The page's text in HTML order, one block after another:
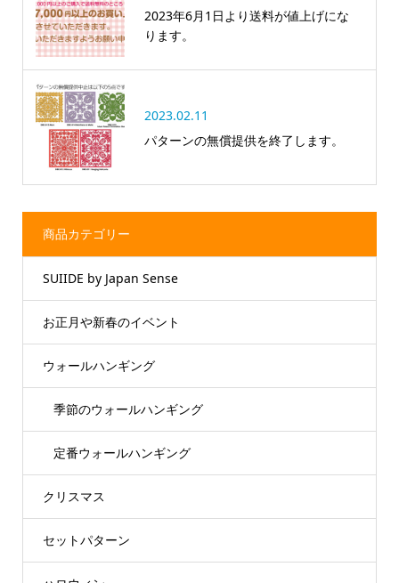
2023年6月1日より送料が値上げにな
ります。
2023.02.11
パターンの無償提供を終了します。
商品カテゴリー
SUIIDE by Japan Sense
お正月や新春のイベント
ウォールハンギング
季節のウォールハンギング
定番ウォールハンギング
クリスマス
セットパターン